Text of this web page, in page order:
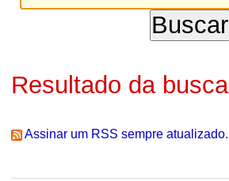
Resultado da busca
Assinar um RSS sempre atualizado.